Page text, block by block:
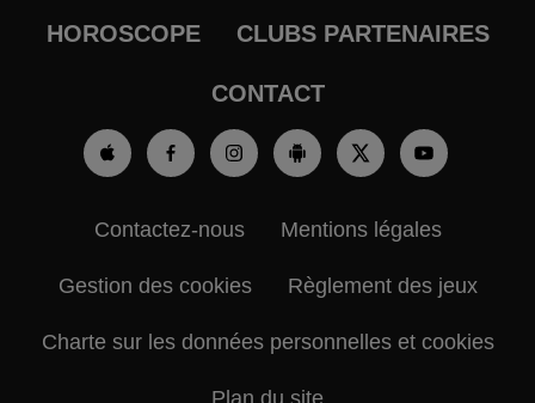
HOROSCOPE CLUBS PARTENAIRES
CONTACT
Contactez-nous Mentions légales
Gestion des cookies Règlement des jeux
Charte sur les données personnelles et cookies
Plan du site